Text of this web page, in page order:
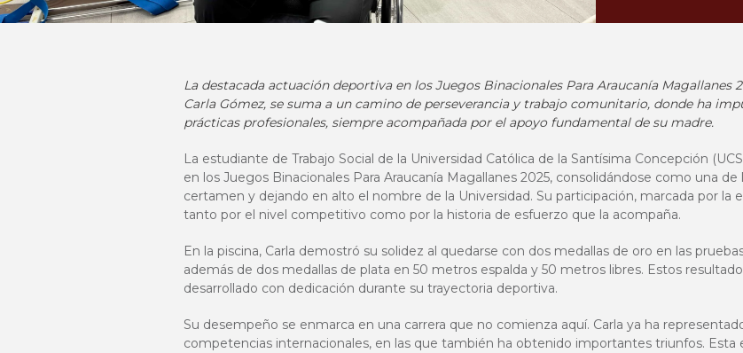
La destacada actuación deportiva en los Juegos Binacionales Para Araucanía Magallanes
Carla Gómez, se suma a un camino de perseverancia y trabajo comunitario, donde ha
prácticas profesionales, siempre acompañada por el apoyo fundamental de su madre.
La estudiante de Trabajo Social de la Universidad Católica de la Santísima Concepción
en los Juegos Binacionales Para Araucanía Magallanes 2025, consolidándose como una
certamen y dejando en alto el nombre de la Universidad. Su participación, marcada por la
tanto por el nivel competitivo como por la historia de esfuerzo que la acompaña.
En la piscina, Carla demostró su solidez al quedarse con dos medallas de oro en las
además de dos medallas de plata en 50 metros espalda y 50 metros libres. Estos
desarrollado con dedicación durante su trayectoria deportiva.
Su desempeño se enmarca en una carrera que no comienza aquí. Carla ya ha
competencias internacionales, en las que también ha obtenido importantes triunfos. Esta